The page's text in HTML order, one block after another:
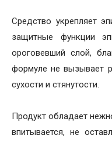
Средство укрепляет
защитные функции
ороговевший слой,
формуле не вызывает
сухости и стянутости.
Продукт обладает
впитывается, не